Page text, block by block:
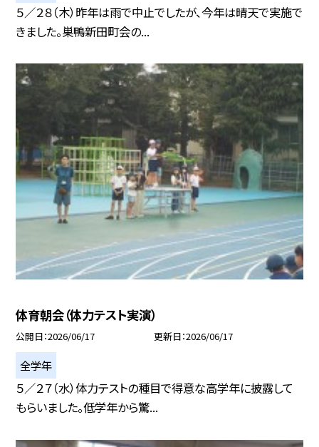
５／２８（木）昨年は雨で中止でしたが、今年は晴天で実施で
きました。巣鴨新田町会の...
体育朝会（体力テスト実演）
公開日 2026/06/17 更新日 2026/06/17
全学年
５／２７（水）体力テストの種目で得意な高学年に披露して
もらいました。低学年から驚...